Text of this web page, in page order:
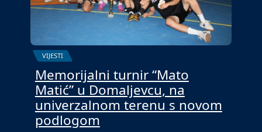
VIJESTI
Memorijalni turnir “Mato
Matić” u Domaljevcu, na
univerzalnom terenu s novom
podlogom